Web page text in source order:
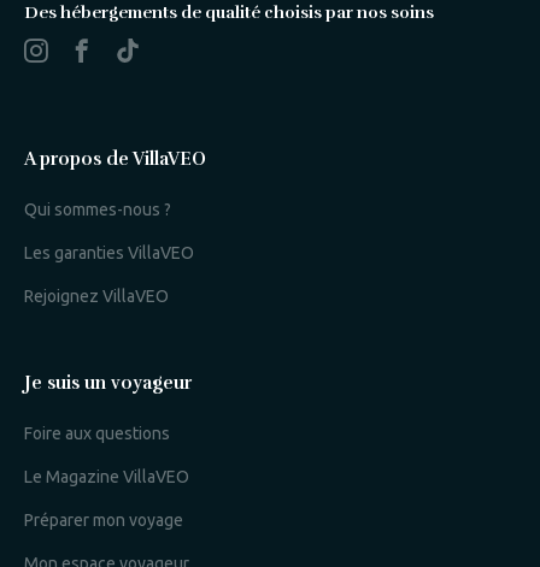
Des hébergements de qualité choisis par nos soins
A propos de VillaVEO
Qui sommes-nous ?
Les garanties VillaVEO
Rejoignez VillaVEO
Je suis un voyageur
Foire aux questions
Le Magazine VillaVEO
Préparer mon voyage
Mon espace voyageur